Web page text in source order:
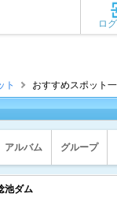
ロ
ト おすすめスポット
アルバム グループ
池ダム